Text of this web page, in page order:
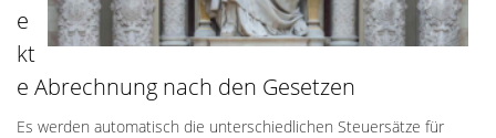
e
kt
e Abrechnung nach den Gesetzen
Es werden automatisch die unterschiedlichen Steuersätze für